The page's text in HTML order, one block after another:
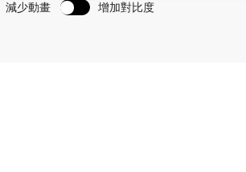
減少動畫 增加對比度